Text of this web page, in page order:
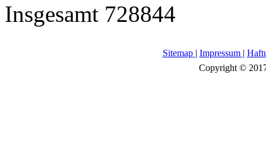
Insgesamt 728844
Sitemap | Impressum |
Copyright ©